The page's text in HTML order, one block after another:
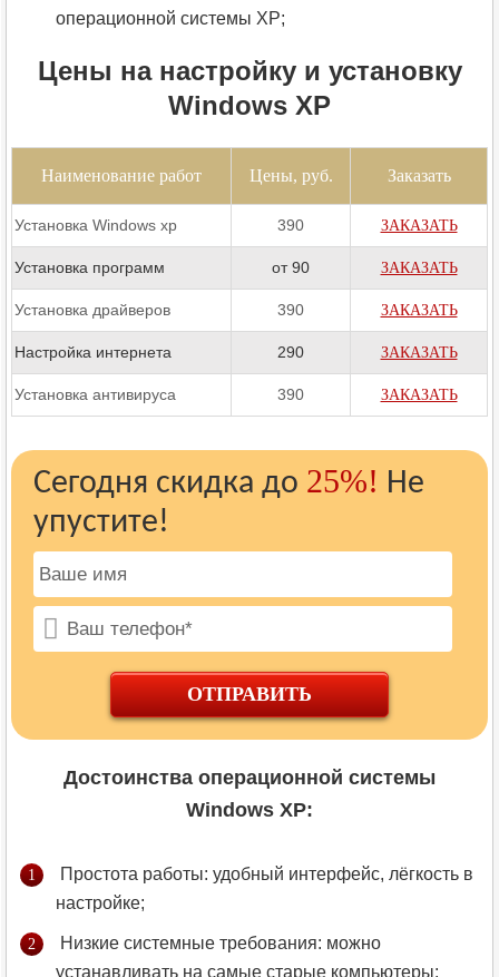
операционной системы XP;
Цены на настройку и установку
Windows XP
Наименование работ Цены, руб. Заказать
Установка Windows xp 390 ЗАКАЗАТЬ
Установка программ от 90 ЗАКАЗАТЬ
Установка драйверов 390 ЗАКАЗАТЬ
Настройка интернета 290 ЗАКАЗАТЬ
Установка антивируса 390 ЗАКАЗАТЬ
Сегодня скидка до 25%! Не
упустите!
ОТПРАВИТЬ
Достоинства операционной системы
Windows XP:
Простота работы: удобный интерфейс, лёгкость в
настройке;
Низкие системные требования: можно
устанавливать на самые старые компьютеры;